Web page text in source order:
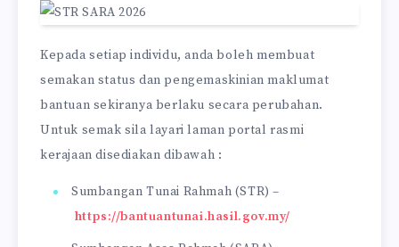
Kepada setiap individu, anda boleh membuat
semakan status dan pengemaskinian maklumat
bantuan sekiranya berlaku secara perubahan.
Untuk semak sila layari laman portal rasmi
kerajaan disediakan dibawah :
Sumbangan Tunai Rahmah (STR) –
https://bantuantunai.hasil.gov.my/